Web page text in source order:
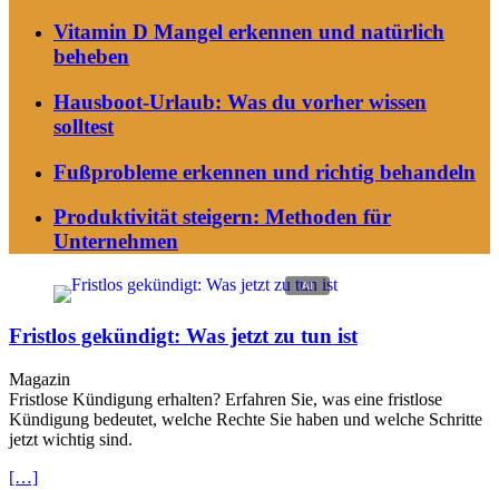
Vitamin D Mangel erkennen und natürlich
beheben
Hausboot-Urlaub: Was du vorher wissen
solltest
Fußprobleme erkennen und richtig behandeln
Produktivität steigern: Methoden für
Unternehmen
Fristlos gekündigt: Was jetzt zu tun ist
Magazin
Fristlose Kündigung erhalten? Erfahren Sie, was eine fristlose
Kündigung bedeutet, welche Rechte Sie haben und welche Schritte
jetzt wichtig sind.
[…]